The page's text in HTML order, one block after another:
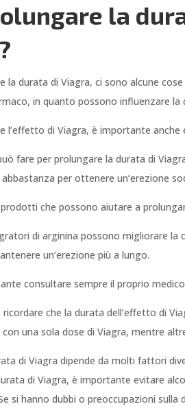
la
la durata di Viagra, ci sono alcune
in quanto possono influenzare la
l’effetto di Viagra, è importante
fare per prolungare la durata di
per ottenere un’erezione
che possono aiutare a
di arginina possono migliorare
un’erezione più a lungo.
consultare sempre il proprio
che la durata dell’effetto di
con una sola dose di Viagra, mentre
di Viagra dipende da molti fattori
di Viagra, è importante evitare
si hanno dubbi o preoccupazioni